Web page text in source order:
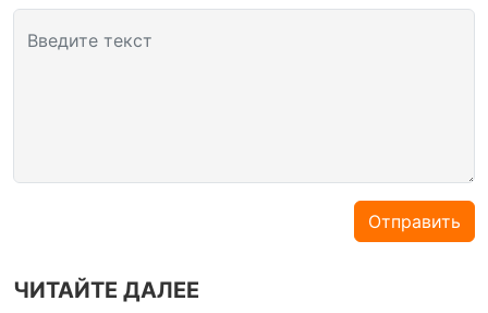
Введите текст
Отправить
ЧИТАЙТЕ ДАЛЕЕ